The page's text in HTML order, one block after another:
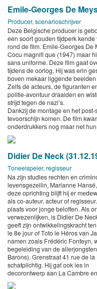
Emile-Georges De
Producer, scenarioschrijver
Deze Belgische producer is
een soort gouden tijdperk
rond de film. Emile-Georges De
Cocu magnifi que (1947) maar
sans uniforme. Deze film gaat
tijdens de oorlog. Hij was erin
boven mekaar liggende
Zelfs de acteurs, de figuranten
politie-avontuur draaiden en
strijd tegen de nazi’s.
Dankzij de montage en het
tevoorschijn komen. De film
onderdrukkers nog maar net
Didier De Neck
Toneelspeler, regisseur
Na zijn studies rechten en
levensgezellin, Marianne
deze oprichting blijft hij er
als co-auteur, acteur of
plaats voor jonge beloften. Als
verwezenlijken, is Didier De
geeft zijn ontwikkelingskracht
le 8e jour of Toto le Héros van
namen zoals Frédéric Fonteyn,
begeleiding van de
Barons). Grenstraat 41 rue de la
schatplichtig. Hij gaf ook les in
decorontwerp aan La Cambre